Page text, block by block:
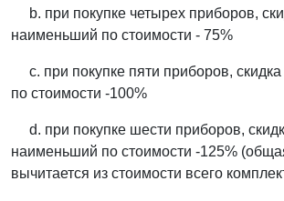
b. при покупке четырех приборов,
наименьший по стоимости - 75%
c. при покупке пяти приборов,
по стоимости -100%
d. при покупке шести приборов,
наименьший по стоимости -125%
вычитается из стоимости всего